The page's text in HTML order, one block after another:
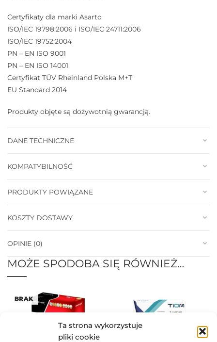
Ta strona wykorzystuje
pliki cookie
Certyfikaty dla marki Asarto
ISO/IEC 19798:2006 i ISO/IEC 24711:2006
ISO/IEC 19752:2004
PN – EN ISO 9001
PN – EN ISO 14001
Certyfikat TÜV Rheinland Polska M+T
EU Standard 2014
Produkty objęte są dożywotnią gwarancją.
DANE TECHNICZNE
KOMPATYBILNOŚĆ
PRODUKTY POWIĄZANE
KOSZTY DOSTAWY
OPINIE (0)
MOŻE SPODOBA SIĘ RÓWNIEŻ…
BRAK